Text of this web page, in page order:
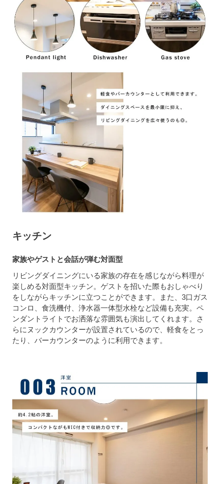
キッチン
家族やゲストと会話が弾む対面型
リビングダイニングにいる家族の存在を感じながら料理が
楽しめる対面型キッチン。ゲストを招いた際もおしゃべり
をしながらキッチンに立つことができます。また、3口ガス
コンロ、食洗機付、浄水器一体型水栓など設備も充実。ペ
ンダントライトでお洒落な雰囲気も演出してくれます。さ
らにヌックカウンターが設置されているので、軽食をとっ
たり、バーカウンターのように利用できます。